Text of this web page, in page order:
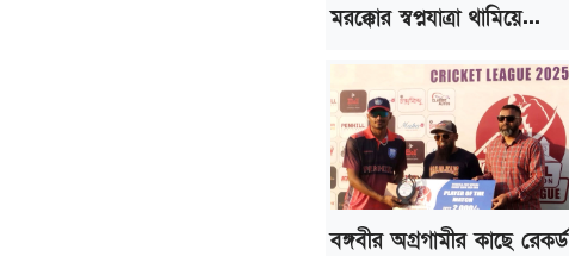
মরক্কোর স্বপ্নযাত্রা থামিয়ে...
বঙ্গবীর অগ্রগামীর কাছে রেকর্ড